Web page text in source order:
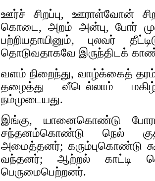
ஊர்ச் சிறப்பு, ஊராள்வோன்
கொடை, அறம் அன்பு, போர்
பற்றியதாயினும், புலவர்
தொடுவதாகவே இருந்திடக்
வளம் நிறைந்து, வாழ்க்கைத் தரம்
தழைத்து வீடெல்லாம்
நம்முடையது.
இங்கு, யானைகொண்டு
சந்தனம்கொண்டு நெல்
அமைத்தனர்; கரும்புகொண்டு
வந்தனர்; ஆற்றல் காட்டி
பெருமைபெற்றனர்.